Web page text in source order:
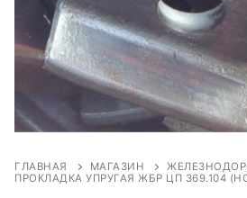
ГЛАВНАЯ МАГАЗИН
ПРОКЛАДКА УПРУГАЯ ЖБР ЦП 369.104